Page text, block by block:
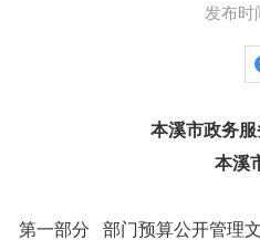
发布时
本溪市政务
本溪
第一部分 部门预算公开管理